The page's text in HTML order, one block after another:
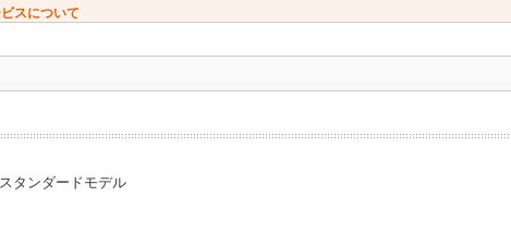
スについて
が、何卒ご了承くださいますようお願いいたします。
て頂いております。お客様にはご不便をお掛けいたしますが、ご了承のほどお願い致
だける商品に関しましては お取り寄せ商品でございましても【在庫〇】の表記となっ
発送日】をご参照いただきますようお願い申し上げます。
タンダードモデル